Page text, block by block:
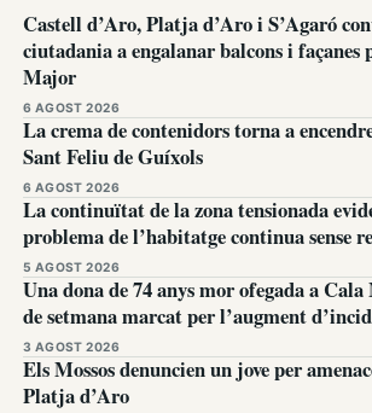
Castell d’Aro, Platja d’Aro i S’Agaró
ciutadania a engalanar balcons i façanes
Major
6 AGOST 2026
La crema de contenidors torna a
Sant Feliu de Guíxols
6 AGOST 2026
La continuïtat de la zona tensionada
problema de l’habitatge continua sense
5 AGOST 2026
Una dona de 74 anys mor ofegada a
de setmana marcat per l’augment
3 AGOST 2026
Els Mossos denuncien un jove per
Platja d’Aro